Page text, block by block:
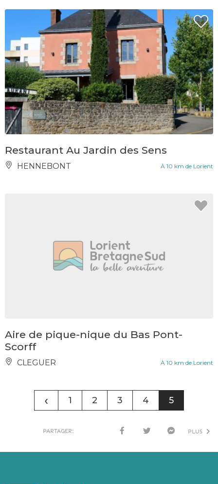
Restaurant Au Jardin des Sens
HENNEBONT À 10 km de Lorient
Aire de pique-nique du Bas Pont-
Scorff
CLEGUER À 10 km de Lorient
‹ 1 2 3 4 5
PARTAGER:
BOO
TTER
ENG
PLUS